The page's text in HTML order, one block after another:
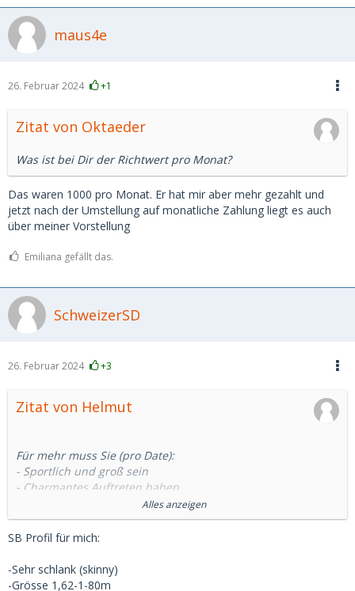
maus4e
26. Februar 2024 +1
Zitat von Oktaeder
Was ist bei Dir der Richtwert pro Monat?
Das waren 1000 pro Monat. Er hat mir aber mehr gezahlt und
jetzt nach der Umstellung auf monatliche Zahlung liegt es auch
über meiner Vorstellung
Emiliana gefällt das.
SchweizerSD
26. Februar 2024 +3
Zitat von Helmut
Für mehr muss Sie (pro Date):
- Sportlich und groß sein
- Charmantes Auftreten haben
- Verfügbar sein
- Blasen, schlucken
....Was sind Deine Kriterien? Wie stuft Du beim Preis ab?
Alles anzeigen
SB Profil für mich:
-Sehr schlank (skinny)
-Grösse 1,62-1-80m